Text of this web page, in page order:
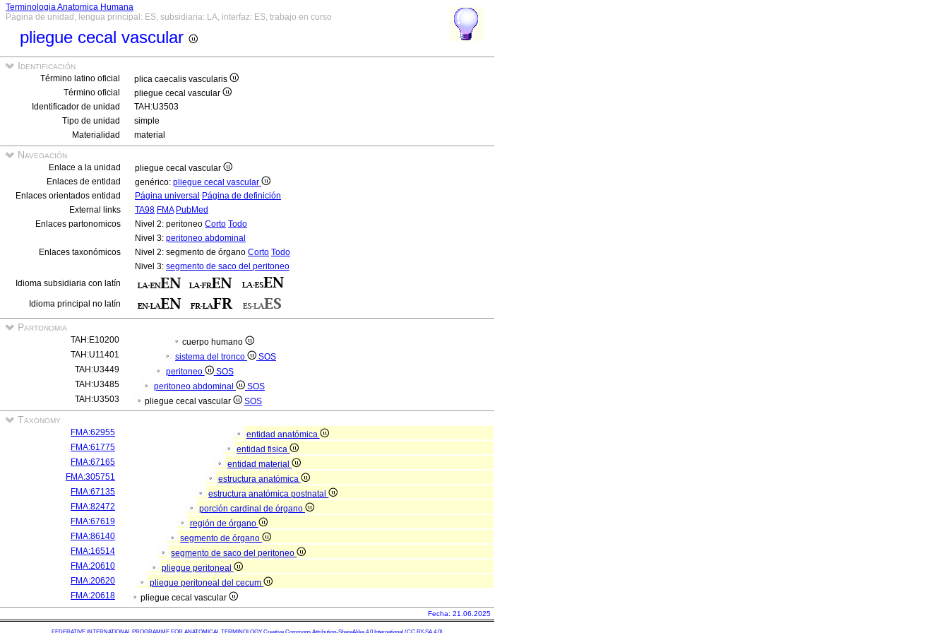
Terminologia Anatomica Humana
Página de unidad, lengua principal: ES, subsidiaria: LA, interfaz: ES, trabajo en curso
pliegue cecal vascular
Identificación
Término latino oficial
plica caecalis vascularis
Término oficial
pliegue cecal vascular
Identificador de unidad
TAH:U3503
Tipo de unidad
simple
Materialidad
material
Navegación
Enlace a la unidad
pliegue cecal vascular
Enlaces de entidad
genérico: pliegue cecal vascular
Enlaces orientados entidad
Página universal Página de definición
External links
TA98 FMA PubMed
Enlaces partonomicos
Nivel 2: peritoneo Corto Todo
Nivel 3: peritoneo abdominal
Enlaces taxonómicos
Nivel 2: segmento de órgano Corto Todo
Nivel 3: segmento de saco del peritoneo
Idioma subsidiaria con latín
Idioma principal no latín
Partonomia
TAH:E10200
cuerpo humano
TAH:U11401
sistema del tronco
SOS
TAH:U3449
peritoneo
SOS
TAH:U3485
peritoneo abdominal
SOS
TAH:U3503
pliegue cecal vascular SOS
Taxonomy
FMA:62955
entidad anatómica
FMA:61775
entidad fisica
FMA:67165
entidad material
FMA:305751
estructura anatómica
FMA:67135
estructura anatómica postnatal
FMA:82472
porción cardinal de órgano
FMA:67619
región de órgano
FMA:86140
segmento de órgano
FMA:16514
segmento de saco del peritoneo
FMA:20610
pliegue peritoneal
FMA:20620
pliegue peritoneal del cecum
FMA:20618
pliegue cecal vascular
Fecha: 21.06.2025